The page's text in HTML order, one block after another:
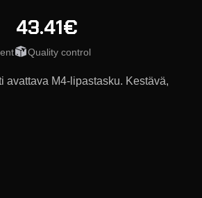
43.41€
Quality control
avattava M4-lipastasku. Kestävä,